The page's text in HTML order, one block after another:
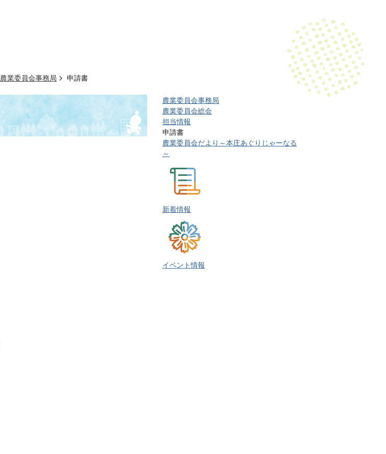
農業委員会事務局 申請書
農業委員会事務局
農業委員会総会
担当情報
申請書
農業委員会だより～本庄あぐりじゃーなる
～
新着情報
イベント情報